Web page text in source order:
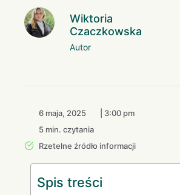
Wiktoria
Czaczkowska
Autor
6 maja, 2025
3:00 pm
5 min. czytania
Rzetelne źródło informacji
Spis treści